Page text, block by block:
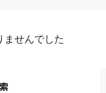
ませんでした